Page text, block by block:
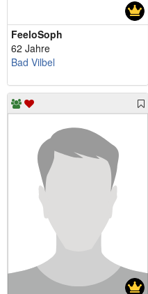
FeeloSoph
62 Jahre
Bad Vilbel